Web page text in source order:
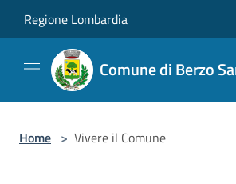
Regione Lombardia
Comune di Berzo
Home > Vivere il Comune